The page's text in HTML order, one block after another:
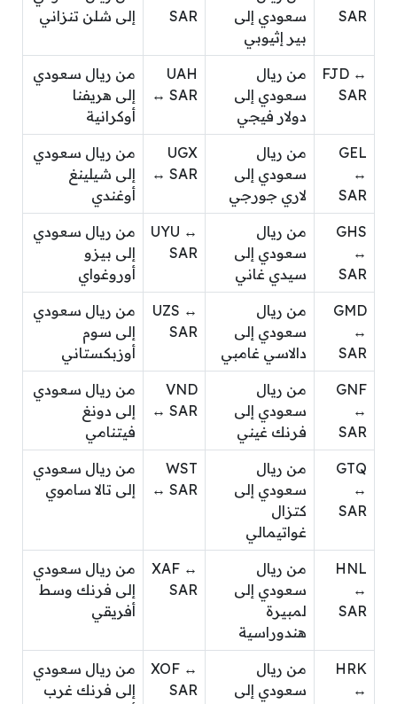
SAR
سعودي إلى
بير إثيوبي
SAR
إلى شلن تنزاني
FJD ↔
SAR
من ريال
سعودي إلى
دولار فيجي
UAH
↔ SAR
من ريال سعودي
إلى هريفنا
أوكرانية
GEL
↔
SAR
من ريال
سعودي إلى
لاري جورجي
UGX
↔ SAR
من ريال سعودي
إلى شيلينغ
أوغندي
GHS
↔
SAR
من ريال
سعودي إلى
سيدي غاني
UYU ↔
SAR
من ريال سعودي
إلى بيزو
أوروغواي
GMD
↔
SAR
من ريال
سعودي إلى
دالاسي غامبي
UZS ↔
SAR
من ريال سعودي
إلى سوم
أوزبكستاني
GNF
↔
SAR
من ريال
سعودي إلى
فرنك غيني
VND
↔ SAR
من ريال سعودي
إلى دونغ
فيتنامي
GTQ
↔
SAR
من ريال
سعودي إلى
كتزال
غواتيمالي
WST
↔ SAR
من ريال سعودي
إلى تالا ساموي
HNL
↔
SAR
من ريال
سعودي إلى
لمبيرة
هندوراسية
XAF ↔
SAR
من ريال سعودي
إلى فرنك وسط
أفريقي
HRK
↔
من ريال
سعودي إلى
XOF ↔
SAR
من ريال سعودي
إلى فرنك غرب